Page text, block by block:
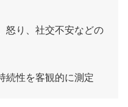
怒り、社交不安などの
続性を客観的に測定